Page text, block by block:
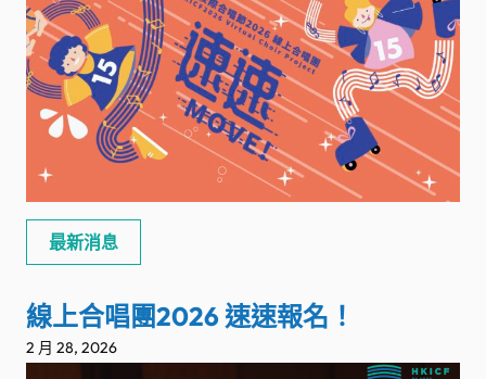
最新消息
線上合唱團2026 速速報名！
2 月 28, 2026